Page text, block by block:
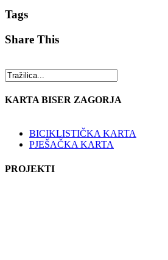
Tags
Share This
KARTA BISER ZAGORJA
BICIKLISTIČKA KARTA
PJEŠAČKA KARTA
PROJEKTI